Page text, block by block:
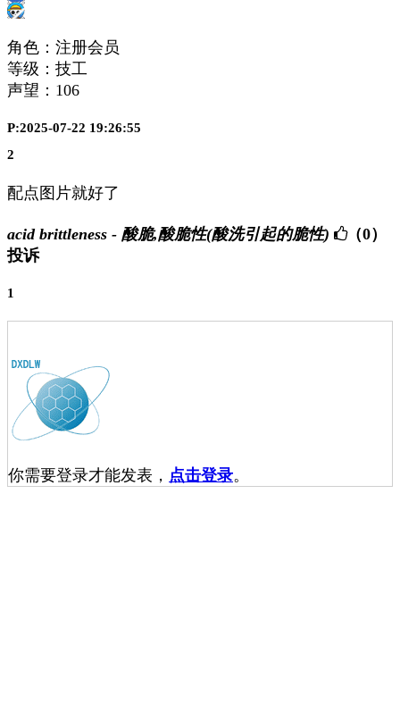
角色：注册会员
等级：技工
声望： 106
P:2025-07-22 19:26:55
2
配点图片就好了
acid brittleness - 酸脆,酸脆性(酸洗引起的脆性)
（0）
投诉
1
你需要登录才能发表， 点击登录。